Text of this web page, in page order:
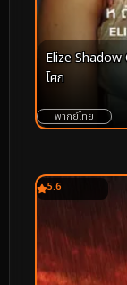
Elize Shadow
โศก
พากย์ไทย
5.6